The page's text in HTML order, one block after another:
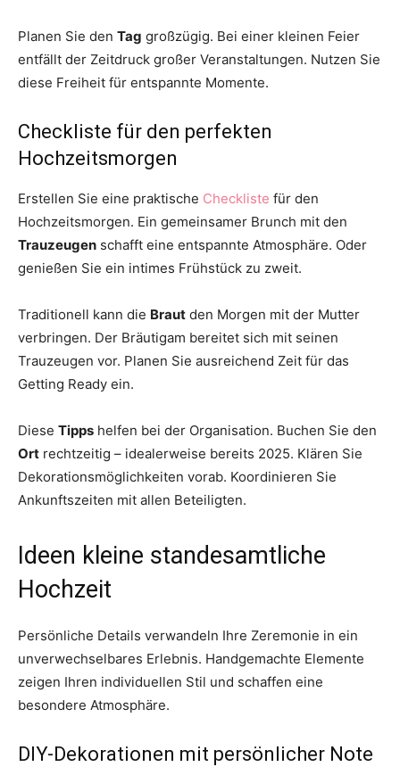
Planen Sie den Tag großzügig. Bei einer kleinen Feier
entfällt der Zeitdruck großer Veranstaltungen. Nutzen Sie
diese Freiheit für entspannte Momente.
Checkliste für den perfekten
Hochzeitsmorgen
Erstellen Sie eine praktische Checkliste für den
Hochzeitsmorgen. Ein gemeinsamer Brunch mit den
Trauzeugen schafft eine entspannte Atmosphäre. Oder
genießen Sie ein intimes Frühstück zu zweit.
Traditionell kann die Braut den Morgen mit der Mutter
verbringen. Der Bräutigam bereitet sich mit seinen
Trauzeugen vor. Planen Sie ausreichend Zeit für das
Getting Ready ein.
Diese Tipps helfen bei der Organisation. Buchen Sie den
Ort rechtzeitig – idealerweise bereits 2025. Klären Sie
Dekorationsmöglichkeiten vorab. Koordinieren Sie
Ankunftszeiten mit allen Beteiligten.
Ideen kleine standesamtliche
Hochzeit
Persönliche Details verwandeln Ihre Zeremonie in ein
unverwechselbares Erlebnis. Handgemachte Elemente
zeigen Ihren individuellen Stil und schaffen eine
besondere Atmosphäre.
DIY-Dekorationen mit persönlicher Note